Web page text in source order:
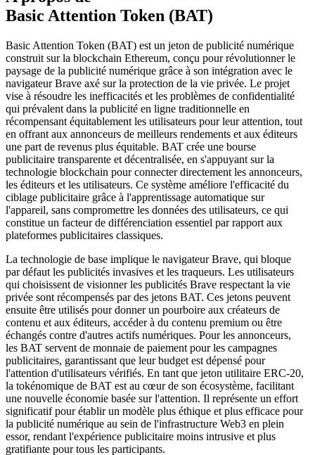
Basic Attention Token (BAT)
Basic Attention Token (BAT) est un jeton de publicité numérique
construit sur la blockchain Ethereum, conçu pour révolutionner le
paysage de la publicité numérique grâce à son intégration avec le
navigateur Brave axé sur la protection de la vie privée. Le projet
vise à résoudre les inefficacités et les problèmes de confidentialité
qui prévalent dans la publicité en ligne traditionnelle en
récompensant équitablement les utilisateurs pour leur attention, tout
en offrant aux annonceurs de meilleurs rendements et aux éditeurs
une part de revenus plus équitable. BAT crée une bourse
publicitaire transparente et décentralisée, en s'appuyant sur la
technologie blockchain pour connecter directement les annonceurs,
les éditeurs et les utilisateurs. Ce système améliore l'efficacité du
ciblage publicitaire grâce à l'apprentissage automatique sur
l'appareil, sans compromettre les données des utilisateurs, ce qui
constitue un facteur de différenciation essentiel par rapport aux
plateformes publicitaires classiques.
La technologie de base implique le navigateur Brave, qui bloque
par défaut les publicités invasives et les traqueurs. Les utilisateurs
qui choisissent de visionner les publicités Brave respectant la vie
privée sont récompensés par des jetons BAT. Ces jetons peuvent
ensuite être utilisés pour donner un pourboire aux créateurs de
contenu et aux éditeurs, accéder à du contenu premium ou être
échangés contre d'autres actifs numériques. Pour les annonceurs,
les BAT servent de monnaie de paiement pour les campagnes
publicitaires, garantissant que leur budget est dépensé pour
l'attention d'utilisateurs vérifiés. En tant que jeton utilitaire ERC-20,
la tokénomique de BAT est au cœur de son écosystème, facilitant
une nouvelle économie basée sur l'attention. Il représente un effort
significatif pour établir un modèle plus éthique et plus efficace pour
la publicité numérique au sein de l'infrastructure Web3 en plein
essor, rendant l'expérience publicitaire moins intrusive et plus
gratifiante pour tous les participants.